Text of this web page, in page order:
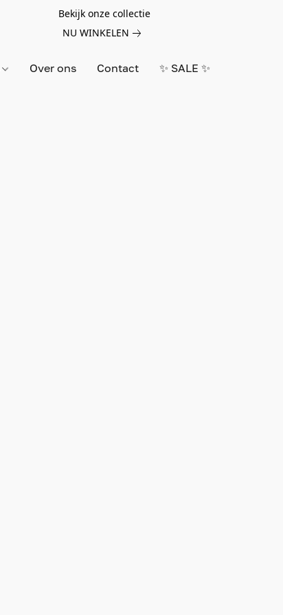
Bekijk onze collectie
NU WINKELEN
Over ons Contact ✨ SALE ✨